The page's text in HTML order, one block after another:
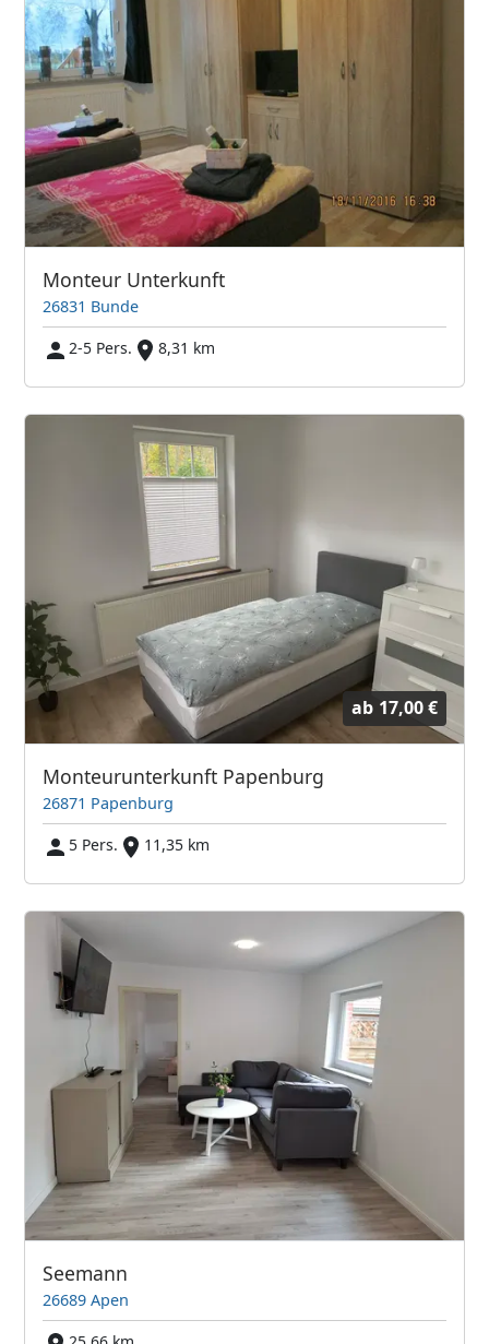
Monteur Unterkunft
26831 Bunde
2-5 Pers.
8,31 km
ab 17,00 €
Monteurunterkunft Papenburg
26871 Papenburg
5 Pers.
11,35 km
Seemann
26689 Apen